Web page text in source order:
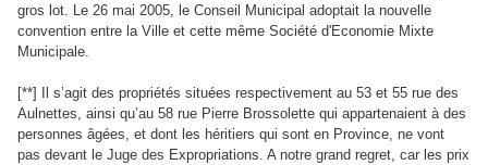
gros lot. Le 26 mai 2005, le Conseil Municipal adoptait la nouvelle
convention entre la Ville et cette même Société d'Economie Mixte
Municipale.
[**] Il s’agit des propriétés situées respectivement au 53 et 55 rue des
Aulnettes, ainsi qu’au 58 rue Pierre Brossolette qui appartenaient à des
personnes âgées, et dont les héritiers qui sont en Province, ne vont
pas devant le Juge des Expropriations. A notre grand regret, car les prix